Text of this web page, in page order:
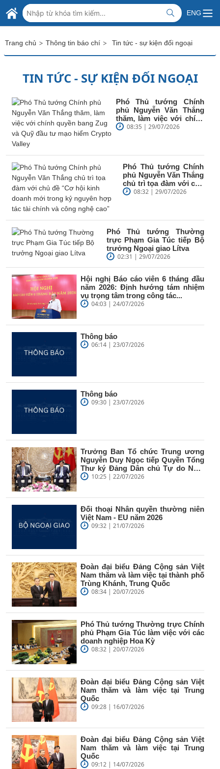
Skip to Main Content
BỘ NGOẠI GIAO VIỆT NAM
MINISTRY OF FOREIGN AFFAIRS
ENG
Trang chủ > Thông tin báo chí > Tin tức - sự kiện đối ngoại
TIN TỨC - SỰ KIỆN ĐỐI NGOẠI
Phó Thủ tướng Chính
phủ Nguyễn Văn Thắng
thăm, làm việc với chính
quyền bang Zug và Quỹ
08:35 | 29/07/2026
Phó Thủ tướng Chính
phủ Nguyễn Văn Thắng
chủ trì tọa đàm với chủ
đề “Cơ hội kinh doanh
08:32 | 29/07/2026
Phó Thủ tướng Thường
trực Phạm Gia Túc tiếp Bộ
trưởng Ngoại giao Lítva
02:31 | 29/07/2026
Hội nghị Báo cáo viên 6 tháng đầu
năm 2026: Định hướng tám nhiệm
vụ trọng tâm trong công tác...
04:03 | 24/07/2026
Thông báo
06:14 | 23/07/2026
Thông báo
09:30 | 23/07/2026
Trưởng Ban Tổ chức Trung ương
Nguyễn Duy Ngọc tiếp Quyền Tổng
Thư ký Đảng Dân chủ Tự do Nhật
Bản...10:25 | 22/07/2026
Đối thoại Nhân quyền thường niên
Việt Nam - EU năm 2026
09:32 | 21/07/2026
Đoàn đại biểu Đảng Cộng sản Việt
Nam thăm và làm việc tại thành phố
Trùng Khánh, Trung Quốc
08:34 | 20/07/2026
Phó Thủ tướng Thường trực Chính
phủ Phạm Gia Túc làm việc với các
doanh nghiệp Hoa Kỳ
08:32 | 20/07/2026
Đoàn đại biểu Đảng Cộng sản Việt
Nam thăm và làm việc tại Trung
Quốc
09:28 | 16/07/2026
Đoàn đại biểu Đảng Cộng sản Việt
Nam thăm và làm việc tại Trung
Quốc
09:12 | 14/07/2026